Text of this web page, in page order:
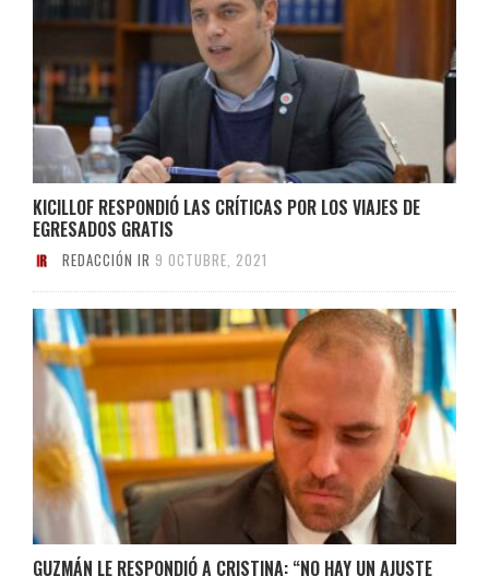
KICILLOF RESPONDIÓ LAS CRÍTICAS POR LOS VIAJES DE
EGRESADOS GRATIS
REDACCIÓN IR 9 OCTUBRE, 2021
GUZMÁN LE RESPONDIÓ A CRISTINA: “NO HAY UN AJUSTE